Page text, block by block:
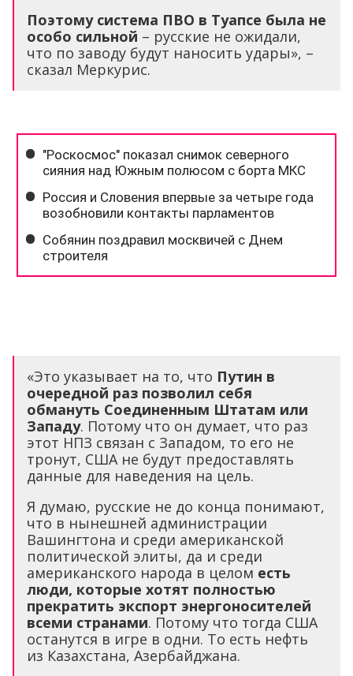
Поэтому система ПВО в Туапсе была не
особо сильной – русские не ожидали,
что по заводу будут наносить удары», –
сказал Меркурис.
«Это указывает на то, что Путин в
очередной раз позволил себя
обмануть Соединенным Штатам или
Западу. Потому что он думает, что раз
этот НПЗ связан с Западом, то его не
тронут, США не будут предоставлять
данные для наведения на цель.
Я думаю, русские не до конца понимают,
что в нынешней администрации
Вашингтона и среди американской
политической элиты, да и среди
американского народа в целом есть
люди, которые хотят полностью
прекратить экспорт энергоносителей
всеми странами. Потому что тогда США
останутся в игре в одни. То есть нефть
из Казахстана, Азербайджана.